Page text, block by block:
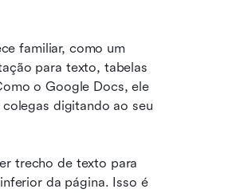
familiar, como um
para texto, tabelas
o Google Docs, ele
digitando ao seu
trecho de texto para
da página. Isso é